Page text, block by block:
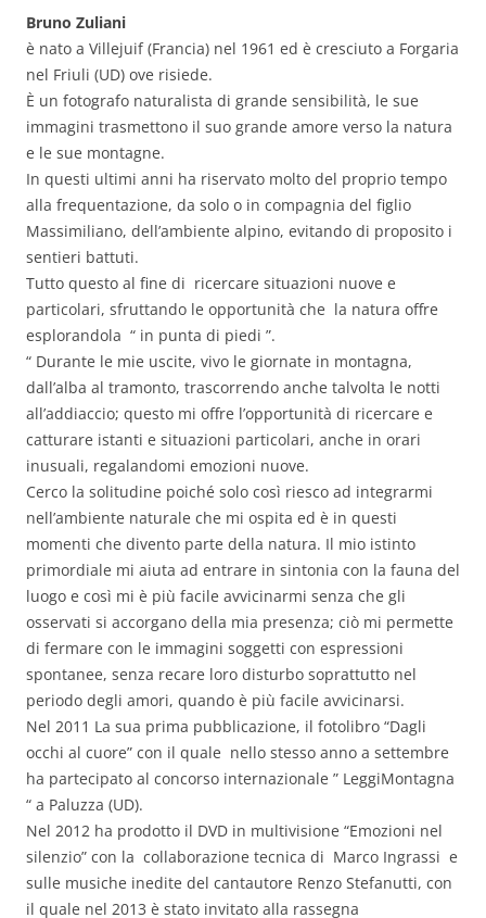
Bruno Zuliani
è nato a Villejuif (Francia) nel 1961 ed è cresciuto a Forgaria
nel Friuli (UD) ove risiede.
È un fotografo naturalista di grande sensibilità, le sue
immagini trasmettono il suo grande amore verso la natura
e le sue montagne.
In questi ultimi anni ha riservato molto del proprio tempo
alla frequentazione, da solo o in compagnia del figlio
Massimiliano, dell’ambiente alpino, evitando di proposito i
sentieri battuti.
Tutto questo al fine di ricercare situazioni nuove e
particolari, sfruttando le opportunità che la natura offre
esplorandola “ in punta di piedi ”.
“ Durante le mie uscite, vivo le giornate in montagna,
dall’alba al tramonto, trascorrendo anche talvolta le notti
all’addiaccio; questo mi offre l’opportunità di ricercare e
catturare istanti e situazioni particolari, anche in orari
inusuali, regalandomi emozioni nuove.
Cerco la solitudine poiché solo così riesco ad integrarmi
nell’ambiente naturale che mi ospita ed è in questi
momenti che divento parte della natura. Il mio istinto
primordiale mi aiuta ad entrare in sintonia con la fauna del
luogo e così mi è più facile avvicinarmi senza che gli
osservati si accorgano della mia presenza; ciò mi permette
di fermare con le immagini soggetti con espressioni
spontanee, senza recare loro disturbo soprattutto nel
periodo degli amori, quando è più facile avvicinarsi.
Nel 2011 La sua prima pubblicazione, il fotolibro “Dagli
occhi al cuore” con il quale nello stesso anno a settembre
ha partecipato al concorso internazionale ” LeggiMontagna
“ a Paluzza (UD).
Nel 2012 ha prodotto il DVD in multivisione “Emozioni nel
silenzio” con la collaborazione tecnica di Marco Ingrassi e
sulle musiche inedite del cantautore Renzo Stefanutti, con
il quale nel 2013 è stato invitato alla rassegna